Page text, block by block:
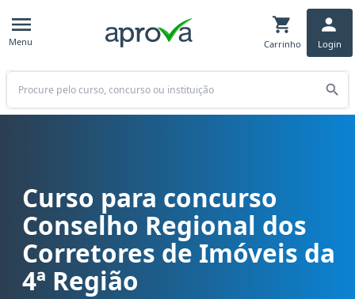
Menu Carrinho Login
Buscar
Curso para concurso CRECI 4 (MG) - Conselho Regional dos
Curso para concurso
Conselho Regional dos
Corretores de Imóveis da
4ª Região